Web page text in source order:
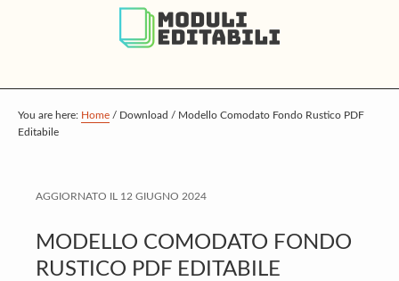
p
t
a
n
c
p
t
r
m
a
p
t
o
t
e
You are here: Home / Download / Modello Comodato Fondo Rustico PDF
Editabile
AGGIORNATO IL 12 GIUGNO 2024
MODELLO COMODATO FONDO
RUSTICO PDF EDITABILE